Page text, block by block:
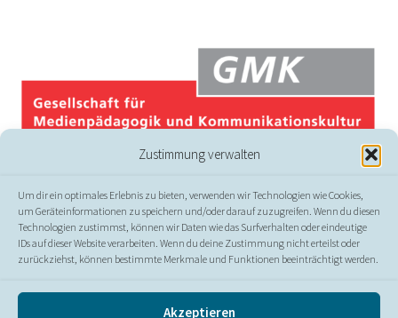
Zustimmung verwalten
Um dir ein optimales Erlebnis zu bieten, verwenden wir Technologien wie Cookies,
um Geräteinformationen zu speichern und/oder darauf zuzugreifen. Wenn du diesen
Technologien zustimmst, können wir Daten wie das Surfverhalten oder eindeutige
IDs auf dieser Website verarbeiten. Wenn du deine Zustimmung nicht erteilst oder
zurückziehst, können bestimmte Merkmale und Funktionen beeinträchtigt werden.
Akzeptieren